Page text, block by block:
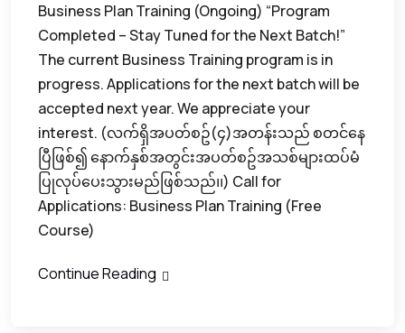
Business Plan Training (Ongoing) “Program
Completed – Stay Tuned for the Next Batch!”
The current Business Training program is in
progress. Applications for the next batch will be
accepted next year. We appreciate your
interest. (လက်ရှိအပတ်စဥ်(၄)အတန်းသည် စတင်နေ
ပြီဖြစ်၍ နောက်နှစ်အတွင်းအပတ်စဥ်အသစ်များထပ်မံ
ပြုလုပ်ပေးသွားမည်ဖြစ်သည်၊၊) Call for
Applications: Business Plan Training (Free
Course)
Continue Reading